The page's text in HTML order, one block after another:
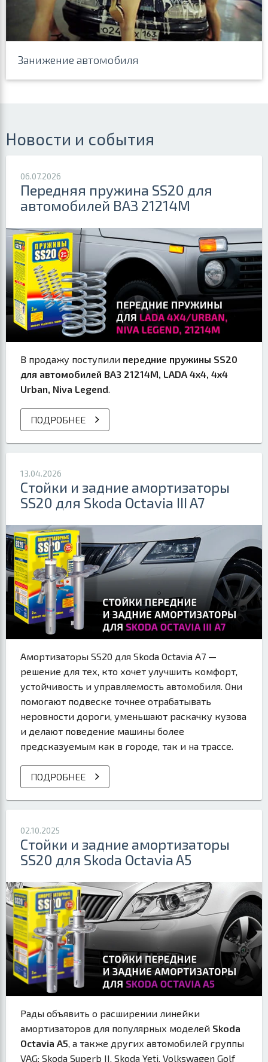
Занижение автомобиля
Новости и события
06.07.2026
Передняя пружина SS20 для
автомобилей ВАЗ 21214М
В продажу поступили передние пружины SS20
для автомобилей ВАЗ 21214М, LADA 4x4, 4x4
Urban, Niva Legend.
ПОДРОБНЕЕ
13.04.2026
Стойки и задние амортизаторы
SS20 для Skoda Octavia III A7
Амортизаторы SS20 для Skoda Octavia A7 —
решение для тех, кто хочет улучшить комфорт,
устойчивость и управляемость автомобиля. Они
помогают подвеске точнее отрабатывать
неровности дороги, уменьшают раскачку кузова
и делают поведение машины более
предсказуемым как в городе, так и на трассе.
ПОДРОБНЕЕ
02.10.2025
Стойки и задние амортизаторы
SS20 для Skoda Octavia A5
Рады объявить о расширении линейки
амортизаторов для популярных моделей Skoda
Octavia A5, а также других автомобилей группы
VAG: Skoda Superb II, Skoda Yeti, Volkswagen Golf